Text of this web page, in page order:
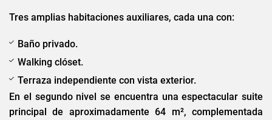
Tres amplias habitaciones auxiliares, cada una con:
Baño privado.
Walking clóset.
Terraza independiente con vista exterior.
En el segundo nivel se encuentra una espectacular suite
principal de aproximadamente 64 m², complementada